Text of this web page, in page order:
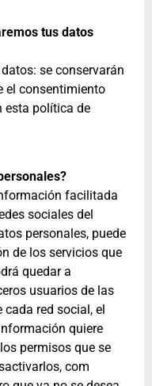
tus datos
se conservarán
el consentimiento
esta política de
facilitada
sociales del
personales, puede
de los servicios que
quedar a
usuarios de las
red social, el
quiere
permisos que se
com